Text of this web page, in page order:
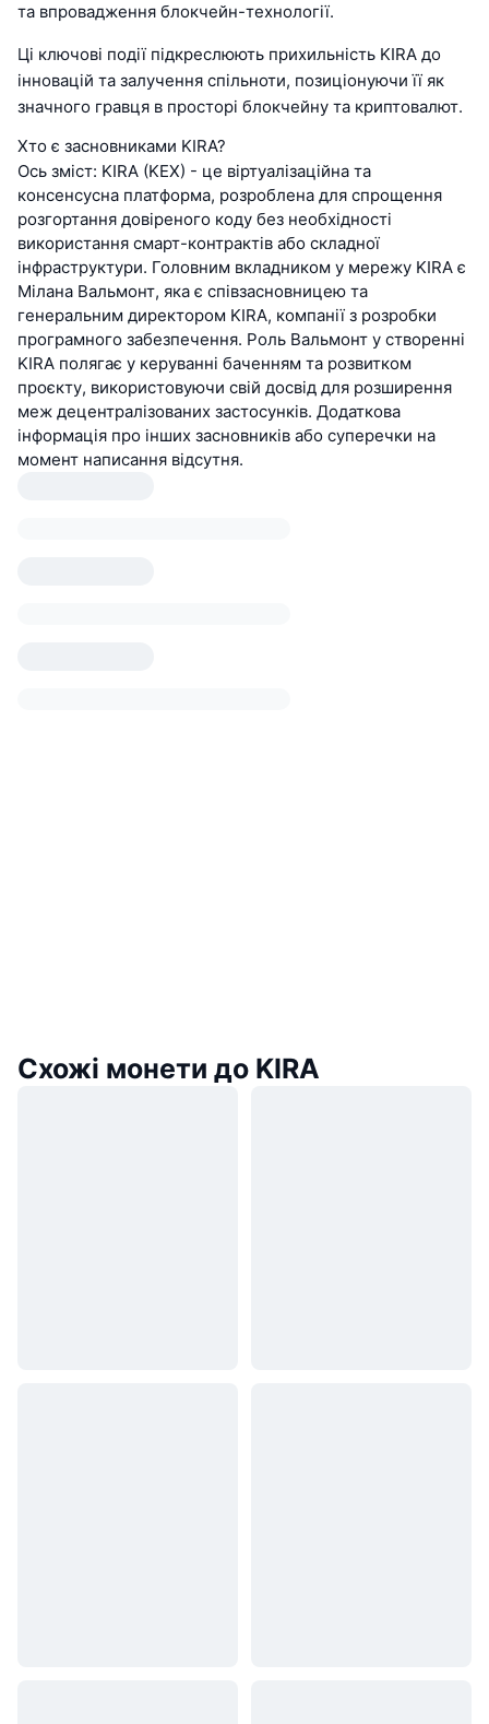
та впровадження блокчейн-технології.
Ці ключові події підкреслюють прихильність KIRA до
інновацій та залучення спільноти, позиціонуючи її як
значного гравця в просторі блокчейну та криптовалют.
Хто є засновниками KIRA?
Ось зміст: KIRA (KEX) - це віртуалізаційна та
консенсусна платформа, розроблена для спрощення
розгортання довіреного коду без необхідності
використання смарт-контрактів або складної
інфраструктури. Головним вкладником у мережу KIRA є
Мілана Вальмонт, яка є співзасновницею та
генеральним директором KIRA, компанії з розробки
програмного забезпечення. Роль Вальмонт у створенні
KIRA полягає у керуванні баченням та розвитком
проєкту, використовуючи свій досвід для розширення
меж децентралізованих застосунків. Додаткова
інформація про інших засновників або суперечки на
момент написання відсутня.
Схожі монети до KIRA